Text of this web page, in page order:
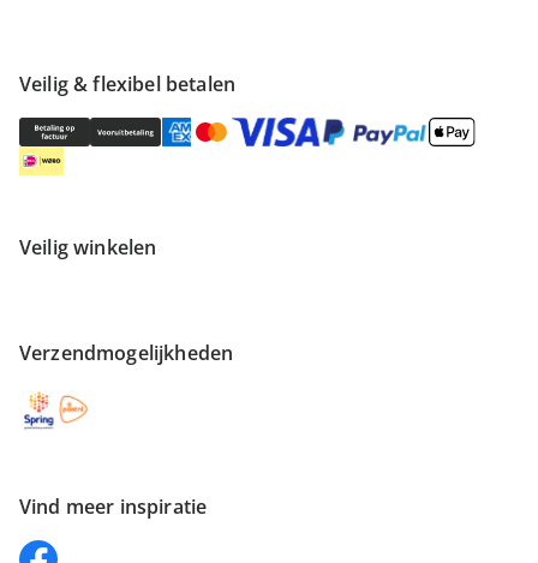
Veilig & flexibel betalen
Veilig winkelen
Verzendmogelijkheden
Vind meer inspiratie